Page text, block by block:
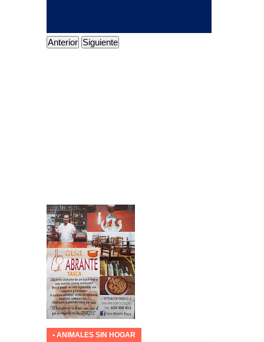
Anterior Siguiente
• ANIMALES SIN HOGAR